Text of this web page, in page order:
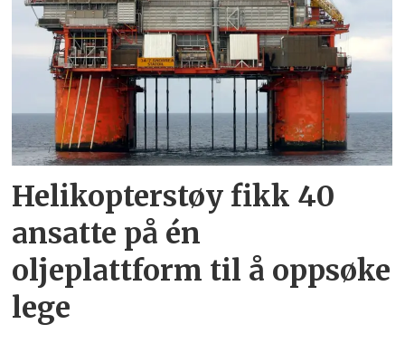
Helikopterstøy fikk 40
ansatte på én
oljeplattform til å oppsøke
lege